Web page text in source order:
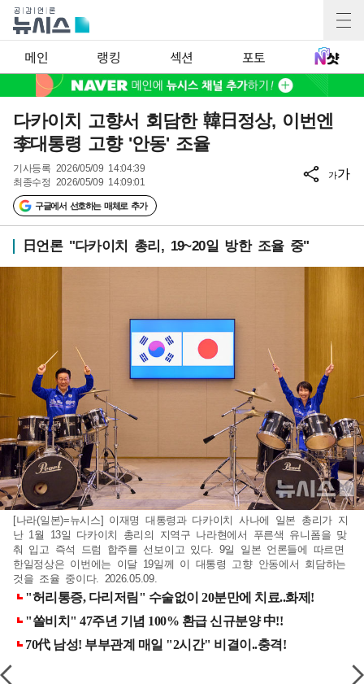
메인 랭킹 섹션 포토
다카이치 고향서 회담한 韓日정상, 이번엔
李대통령 고향 '안동' 조율
기사등록 2026/05/09 14:04:39
최종수정 2026/05/09 14:09:01
구글에서 선호하는 매체로 추가
가가
日언론 "다카이치 총리, 19~20일 방한 조율 중"
[나라(일본)=뉴시스] 이재명 대통령과 다카이치 사나에 일본 총리가 지
난 1월 13일 다카이치 총리의 지역구 나라현에서 푸른색 유니폼을 맞
춰 입고 즉석 드럼 합주를 선보이고 있다. 9일 일본 언론들에 따르면
한일정상은 이번에는 이달 19일께 이 대통령 고향 안동에서 회담하는
것을 조율 중이다. 2026.05.09.